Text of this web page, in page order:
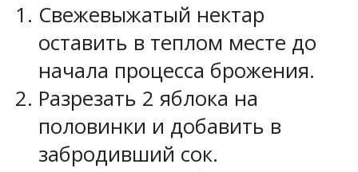
Свежевыжатый нектар
оставить в теплом месте до
начала процесса брожения.
Разрезать 2 яблока на
половинки и добавить в
забродивший сок.